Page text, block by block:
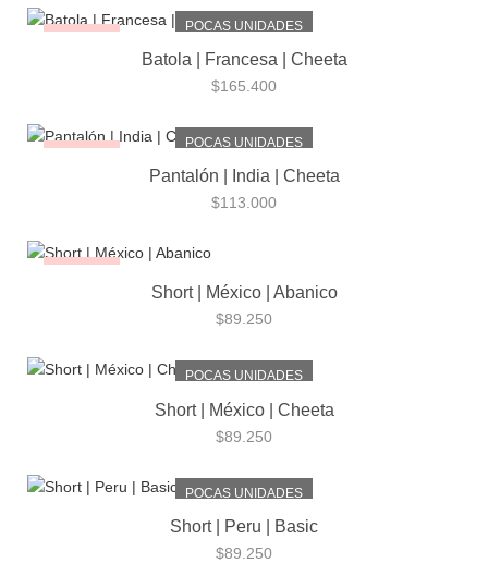
POCAS UNIDADES
Batola | Francesa | Cheeta
$165.400
POCAS UNIDADES
Pantalón | India | Cheeta
$113.000
Short | México | Abanico
$89.250
POCAS UNIDADES
Short | México | Cheeta
$89.250
POCAS UNIDADES
Short | Peru | Basic
$89.250